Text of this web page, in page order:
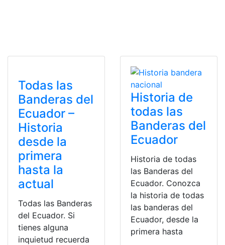
Todas las
Banderas del
Ecuador –
Historia
desde la
primera
hasta la
actual
Todas las Banderas
del Ecuador. Si
tienes alguna
inquietud recuerda
Historia de
todas las
Banderas del
Ecuador
Historia de todas
las Banderas del
Ecuador. Conozca
la historia de todas
las banderas del
Ecuador, desde la
primera hasta